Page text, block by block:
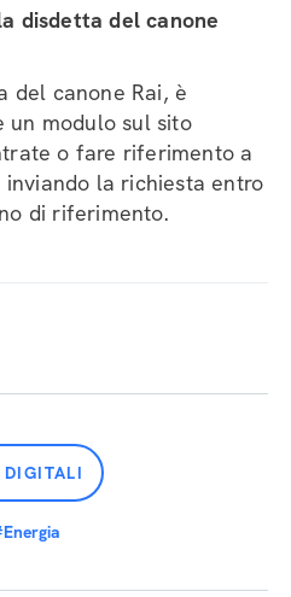
disdetta del canone
del canone Rai, è
un modulo sul sito
o fare riferimento a
la richiesta entro
di riferimento.